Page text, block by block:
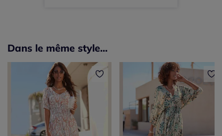
Dans le même style...